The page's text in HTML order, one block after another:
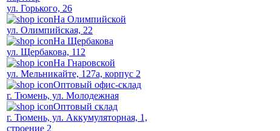
ул. Горького, 26
На Олимпийской
ул. Олимпийская, 22
На Щербакова
ул. Щербакова, 112
На Гнаровской
ул. Мельникайте, 127а, корпус 2
Оптовый офис-склад
г. Тюмень, ул. Молодежная
Оптовый склад
г. Тюмень, ул. Аккумуляторная, 1,
строение 2